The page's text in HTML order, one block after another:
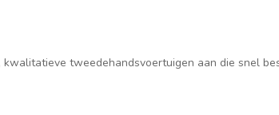
tweedehandsvoertuigen aan die snel